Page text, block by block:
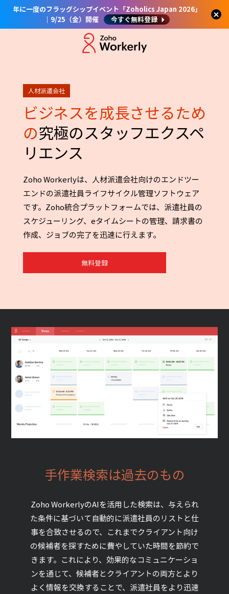
年に一度のフラッグシップイベント「Zoholics Japan 2026」
｜9/25（金）開催
今すぐ無料登録
人材派遣会社
ビジネスを成長させるため
の究極のスタッフエクスペ
リエンス
Zoho Workerlyは、人材派遣会社向けのエンドツー
エンドの派遣社員ライフサイクル管理ソフトウェア
です。Zoho統合プラットフォームでは、派遣社員の
スケジューリング、eタイムシートの管理、請求書の
作成、ジョブの完了を迅速に行えます。
無料登録
手作業検索は過去のもの
Zoho WorkerlyのAIを活用した検索は、与えられ
た条件に基づいて自動的に派遣社員のリストと仕
事を合致させるので、これまでクライアント向け
の候補者を探すために費やしていた時間を節約で
きます。これにより、効果的なコミュニケーショ
ンを通じて、候補者とクライアントの両方とより
よく情報を交換することで、派遣社員をより迅速